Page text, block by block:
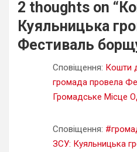
2 thoughts on “
Куяльницька
Фестиваль
Сповіщення: Кошти
громада провела
Громадське Місце
Сповіщення:
ЗСУ: Куяльницька